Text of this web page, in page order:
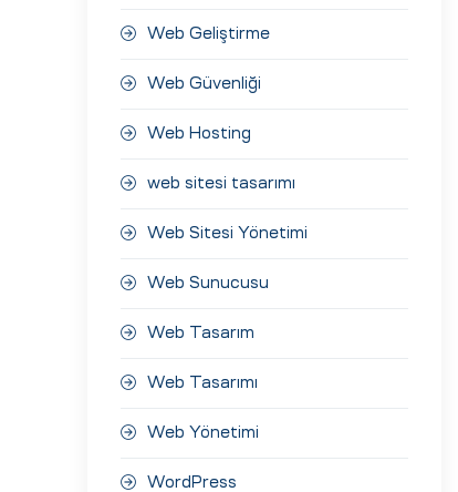
Web Geliştirme
Web Güvenliği
Web Hosting
web sitesi tasarımı
Web Sitesi Yönetimi
Web Sunucusu
Web Tasarım
Web Tasarımı
Web Yönetimi
WordPress